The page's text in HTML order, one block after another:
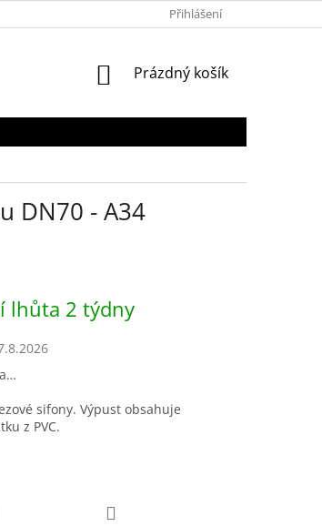
FORMULÁŘE KE STAŽENÍ
Přihlášení
NÁKUPNÍ
Prázdný košík
DN70 - A34
lhůta 2 týdny
sifony. Výpust obsahuje
z PVC.